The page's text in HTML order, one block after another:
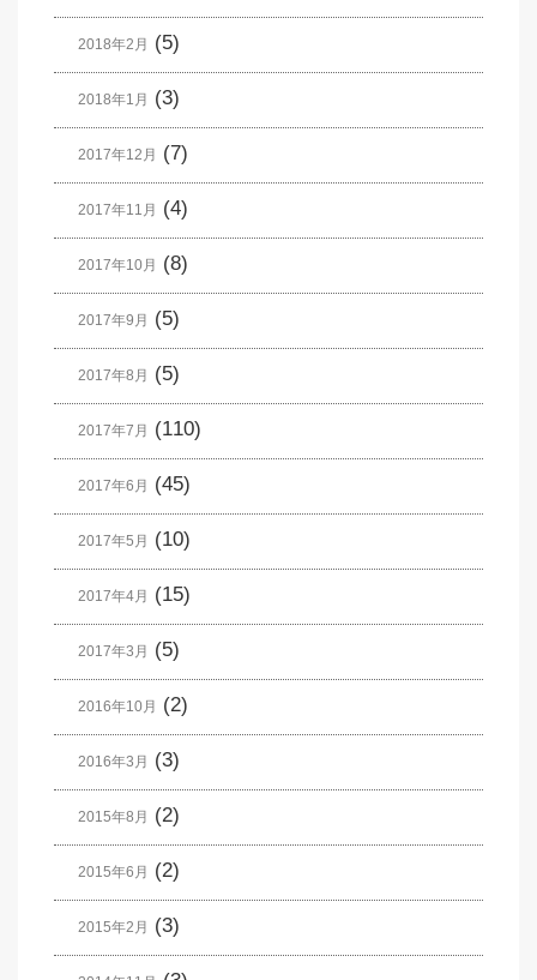
2018年2月 (5)
2018年1月 (3)
2017年12月 (7)
2017年11月 (4)
2017年10月 (8)
2017年9月 (5)
2017年8月 (5)
2017年7月 (110)
2017年6月 (45)
2017年5月 (10)
2017年4月 (15)
2017年3月 (5)
2016年10月 (2)
2016年3月 (3)
2015年8月 (2)
2015年6月 (2)
2015年2月 (3)